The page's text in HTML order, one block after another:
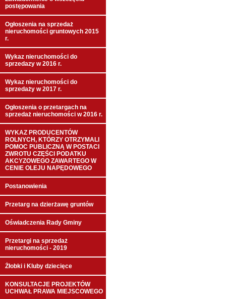
postępowania
Ogłoszenia na sprzedaż
nieruchomości gruntowych 2015
r.
Wykaz nieruchomości do
sprzedazy w 2016 r.
Wykaz nieruchomości do
sprzedaży w 2017 r.
Ogłoszenia o przetargach na
sprzedaż nieruchomości w 2016 r.
WYKAZ PRODUCENTÓW
ROLNYCH, KTÓRZY OTRZYMALI
POMOC PUBLICZNĄ W POSTACI
ZWROTU CZĘŚCI PODATKU
AKCYZOWEGO ZAWARTEGO W
CENIE OLEJU NAPĘDOWEGO
Postanowienia
Przetarg na dzierżawę gruntów
Oświadczenia Rady Gminy
Przetargi na sprzedaż
nieruchomości - 2019
Żłobki i Kluby dziecięce
KONSULTACJE PROJEKTÓW
UCHWAŁ PRAWA MIEJSCOWEGO